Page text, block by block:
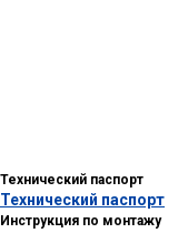
Технический паспорт
Технический паспорт
Инструкция по монтажу